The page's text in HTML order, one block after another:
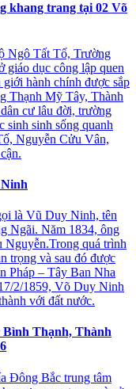
khang trang tại 02 Võ
Ngô Tất Tố, Trường
dục công lập quen
hành chính được sắp
Thạnh Mỹ Tây, Thành
cư lâu đời, trường
sinh sinh sống quanh
Nguyễn Cửu Vân,
là Vũ Duy Ninh, tên
Ngãi. Năm 1834, ông
Nguyễn.Trong quá trình
trọng và sau đó được
Pháp – Tây Ban Nha
2/1859, Võ Duy Ninh
với đất nước.
Bình Thạnh, Thành
Đông Bắc trung tâm